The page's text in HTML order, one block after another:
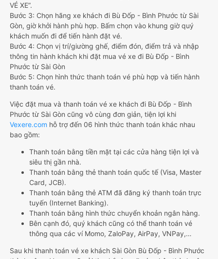
VÉ XE”.
Bước 3: Chọn hãng xe khách đi Bù Đốp - Bình Phước từ Sài
Gòn, giờ khởi hành phù hợp. Bấm chọn vào khung giờ quý
khách muốn đi để tiến hành đặt vé.
Bước 4: Chọn vị trí/giường ghế, điểm đón, điểm trả và nhập
thông tin hành khách khi đặt mua vé xe đi Bù Đốp - Bình
Phước từ Sài Gòn
Bước 5: Chọn hình thức thanh toán vé phù hợp và tiến hành
thanh toán vé.
Việc đặt mua và thanh toán vé xe khách đi Bù Đốp - Bình
Phước từ Sài Gòn cũng vô cùng đơn giản, tiện lợi khi
Vexere.com hỗ trợ đến 06 hình thức thanh toán khác nhau
bao gồm:
Thanh toán bằng tiền mặt tại các cửa hàng tiện lợi và
siêu thị gần nhà.
Thanh toán bằng thẻ thanh toán quốc tế (Visa, Master
Card, JCB).
Thanh toán bằng thẻ ATM đã đăng ký thanh toán trực
tuyến (Internet Banking).
Thanh toán bằng hình thức chuyển khoản ngân hàng.
Bên cạnh đó, quý khách cũng có thể thanh toán vé
thông qua các ví Momo, ZaloPay, AirPay, VNPay,…
Sau khi thanh toán vé xe khách Sài Gòn Bù Đốp - Bình Phước